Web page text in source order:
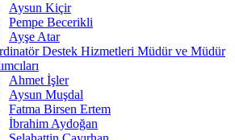
Aysun Kiçir
Pempe Becerikli
Ayşe Atar
Destek Hizmetleri Müdür ve Müdür
Ahmet İşler
Aysun Muşdal
Fatma Birsen Ertem
İbrahim Aydoğan